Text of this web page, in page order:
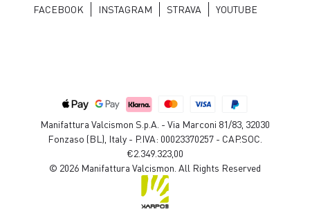
FACEBOOK INSTAGRAM STRAVA YOUTUBE
Manifattura Valcismon S.p.A. - Via Marconi 81/83, 32030
Fonzaso (BL), Italy - P.IVA: 00023370257 - CAP.SOC.
€2.349.323,00
© 2026 Manifattura Valcismon. All Rights Reserved